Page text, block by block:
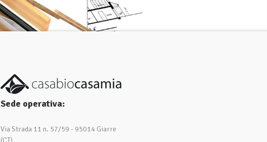
Sede operativa:
Via Strada 11 n. 57/59 - 95014 Giarre
(CT)